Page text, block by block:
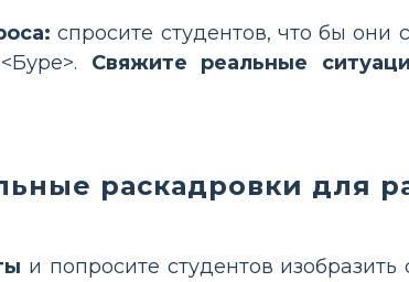
спросите студентов, что бы они
Свяжите реальные
раскадровки для
и попросите студентов